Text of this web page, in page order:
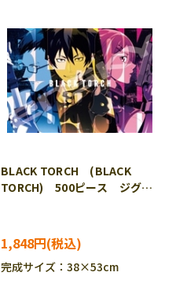
BLACK TORCH (BLACK
TORCH) 500ピース ジグソ
1,848円
完成サイズ：38×53cm